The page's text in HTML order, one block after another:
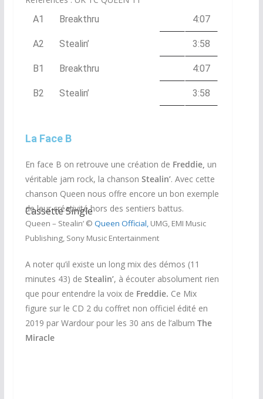
Cassette Single
A1
Breakthru 4:07
A2 Stealin’ 3:58
B1 Breakthru 4:07
B2 Stealin’ 3:58
La Face B
En face B on retrouve une création de Freddie, un
véritable jam rock, la chanson Stealin’. Avec cette
chanson Queen nous offre encore un bon exemple
de leur créativité hors des sentiers battus.
Queen – Stealin’ © Queen Official,UMG, EMI Music
Publishing, Sony Music Entertainment
A noter qu’il existe un long mix des démos (11
minutes 43) de Stealin’, à écouter absolument rien
que pour entendre la voix de Freddie. Ce Mix
figure sur le CD 2 du coffret non officiel édité en
2019 par Wardour pour les 30 ans de l’album The
Miracle